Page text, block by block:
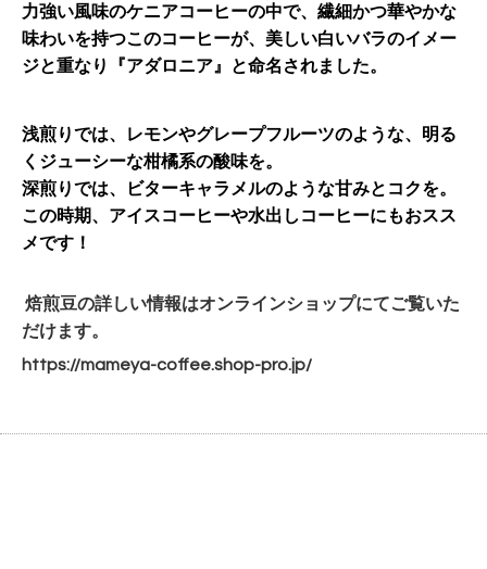
力強い風味のケニアコーヒーの中で、繊細かつ華やかな
味わいを持つこのコーヒーが、美しい白いバラのイメー
ジと重なり『アダロニア』と命名されました。
浅煎りでは、レモンやグレープフルーツのような、明る
くジューシーな柑橘系の酸味を。
深煎りでは、ビターキャラメルのような甘みとコクを。
この時期、アイスコーヒーや水出しコーヒーにもおスス
メです！
焙煎豆の詳しい情報はオンラインショップにてご覧いた
だけます。
https://mameya-coffee.shop-pro.jp/